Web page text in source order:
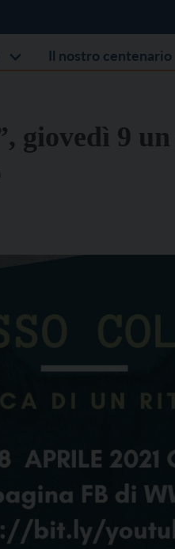
Il nostro centenario
giovedì 9